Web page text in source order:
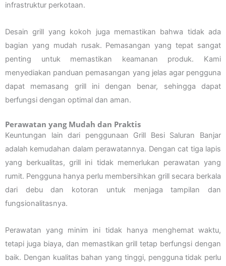
infrastruktur perkotaan.
Desain grill yang kokoh juga memastikan bahwa tidak ada
bagian yang mudah rusak. Pemasangan yang tepat sangat
penting untuk memastikan keamanan produk. Kami
menyediakan panduan pemasangan yang jelas agar pengguna
dapat memasang grill ini dengan benar, sehingga dapat
berfungsi dengan optimal dan aman.
Perawatan yang Mudah dan Praktis
Keuntungan lain dari penggunaan Grill Besi Saluran Banjar
adalah kemudahan dalam perawatannya. Dengan cat tiga lapis
yang berkualitas, grill ini tidak memerlukan perawatan yang
rumit. Pengguna hanya perlu membersihkan grill secara berkala
dari debu dan kotoran untuk menjaga tampilan dan
fungsionalitasnya.
Perawatan yang minim ini tidak hanya menghemat waktu,
tetapi juga biaya, dan memastikan grill tetap berfungsi dengan
baik. Dengan kualitas bahan yang tinggi, pengguna tidak perlu